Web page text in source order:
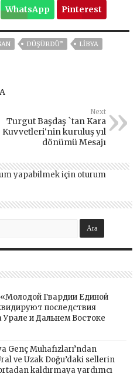
WhatsApp Pinterest
DÜŞÜRDÜ”
LİBYA
Next
Turgut Başdaş `tan Kara
Kuvvetleri‘nin kuruluş yıl
dönümü Mesajı
yapabilmek için oturum
Гвардии Единой
последствия
Урале и Дальнем Востоке
Genç Muhafızları’ndan
ve Uzak Doğu’daki sellerin
kaldırmaya yardımcı